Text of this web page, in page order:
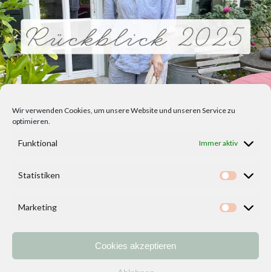
Wir verwenden Cookies, um unsere Website und unseren Service zu
optimieren.
Funktional Immer aktiv
Statistiken
Marketing
Cookies akzeptieren
Kontakt